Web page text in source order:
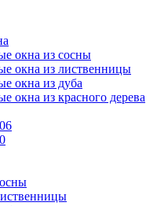
окна из сосны
окна из лиственницы
окна из дуба
окна из красного дерева